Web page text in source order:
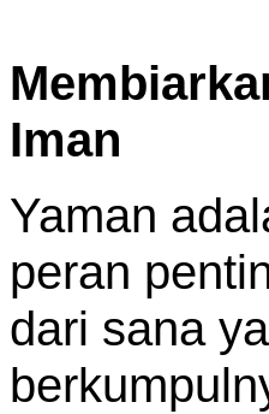
Iman
Yaman
peran
dari sana